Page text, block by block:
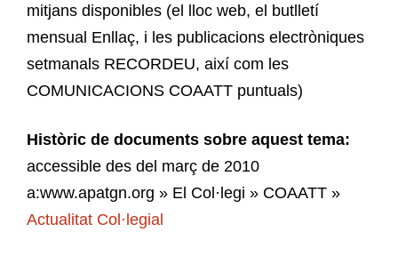
mitjans disponibles (el lloc web, el butlletí
mensual Enllaç, i les publicacions electròniques
setmanals RECORDEU, així com les
COMUNICACIONS COAATT puntuals)
Històric de documents sobre aquest tema:
accessible des del març de 2010
a:www.apatgn.org » El Col·legi » COAATT »
Actualitat Col·legial